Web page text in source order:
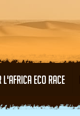
L'AFRICA ECO RACE